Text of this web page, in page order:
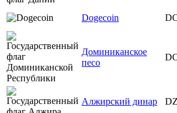
Dogecoin
Доминиканское
песо
Алжирский динар